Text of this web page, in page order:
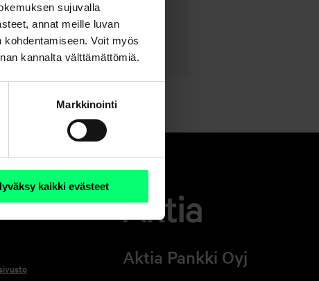
sujuvalla
annat meille luvan
Voit myös
kannalta välttämättömiä.
Markkinointi
kaikki evästeet
Aktia Pankki Oyj